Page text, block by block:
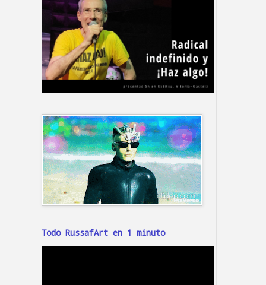
Todo RussafArt en 1 minuto